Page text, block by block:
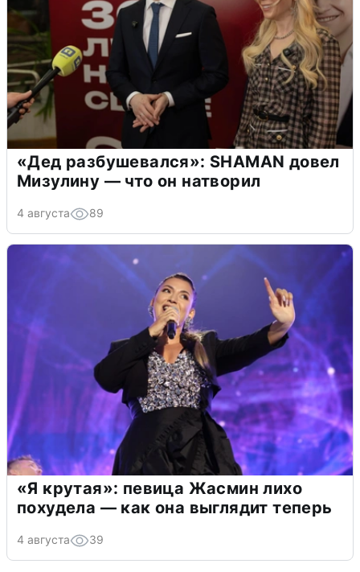
«Дед разбушевался»: SHAMAN довел
Мизулину — что он натворил
4 августа 89
«Я крутая»: певица Жасмин лихо
похудела — как она выглядит теперь
4 августа 39